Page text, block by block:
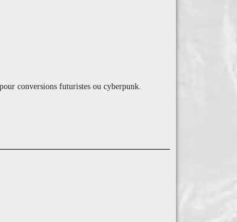
conversions futuristes ou cyberpunk.